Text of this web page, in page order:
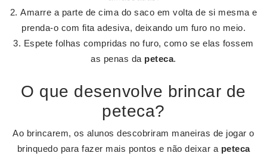
Amarre a parte de cima do saco em volta de si mesma e
prenda-o com fita adesiva, deixando um furo no meio.
Espete folhas compridas no furo, como se elas fossem
as penas da peteca.
O que desenvolve brincar de
peteca?
Ao brincarem, os alunos descobriram maneiras de jogar o
brinquedo para fazer mais pontos e não deixar a peteca